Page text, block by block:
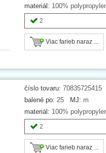
materiál: 100%
2
Viac farieb naraz ...
číslo tovaru: 70835725415
balené po: 25 MJ: m
materiál: 100%
2
Viac farieb naraz ...